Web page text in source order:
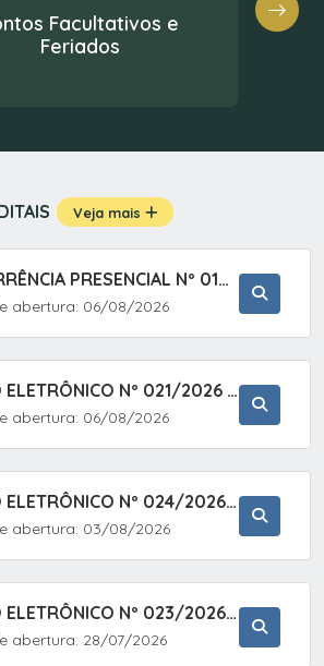
Facultativos e
Feriados
Veja mais
CONCORRÊNCIA PRESENCIAL Nº 019/2025 - PAVIMENTAÇÃO ASFÁLTICA EM TRECHO DA RUA 2 NO BAIRRO VILA SOARES NO MUNICÍPIO DE SETE BARRAS/SP.
abertura: 06/08/2026
PREGÃO ELETRÔNICO Nº 021/2026 - AQUISIÇÃO DE CONTENTORES E CARRINHOS, DESTINADOS A COLETIVA E MANEJO DE RESÍDUOS SÓLIDOS, ATRAVÉS DO SISTEMA DE REGISTRO DE PREÇOS (SRP)
abertura: 06/08/2026
PREGÃO ELETRÔNICO Nº 024/2026 - AQUISIÇÃO DE GÁS MEDICINAL TIPO OXIGÊNIO (1,00 M3, 3,00 M3 E 10,00 M3), EM ATENDIMENTO À SECRETARIA MUNICIPAL DE SAÚDE, ATRAVÉS DO SISTEMA DE REGISTRO DE PREÇOS (SRP)
abertura: 03/08/2026
PREGÃO ELETRÔNICO Nº 023/2026 - AQUISIÇÃO DE ENXOVAL INFANTIL, EM ATENDIMENTO À SECRETARIA MUNICIPAL DE EDUCAÇÃO, ATRAVÉS DO SISTEMA DE REGISTRO DE PREÇOS (SRP).
abertura: 28/07/2026